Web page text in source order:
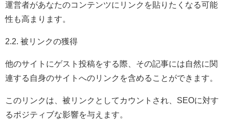
運営者があなたのコンテンツにリンクを貼りたくなる可能
性も高まります。
2.2. 被リンクの獲得
他のサイトにゲスト投稿をする際、その記事には自然に関
連する自身のサイトへのリンクを含めることができます。
このリンクは、被リンクとしてカウントされ、SEOに対す
るポジティブな影響を与えます。